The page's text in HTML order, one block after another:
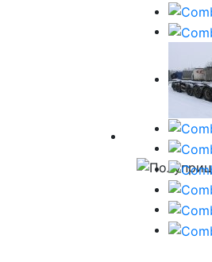
Полуприцепы